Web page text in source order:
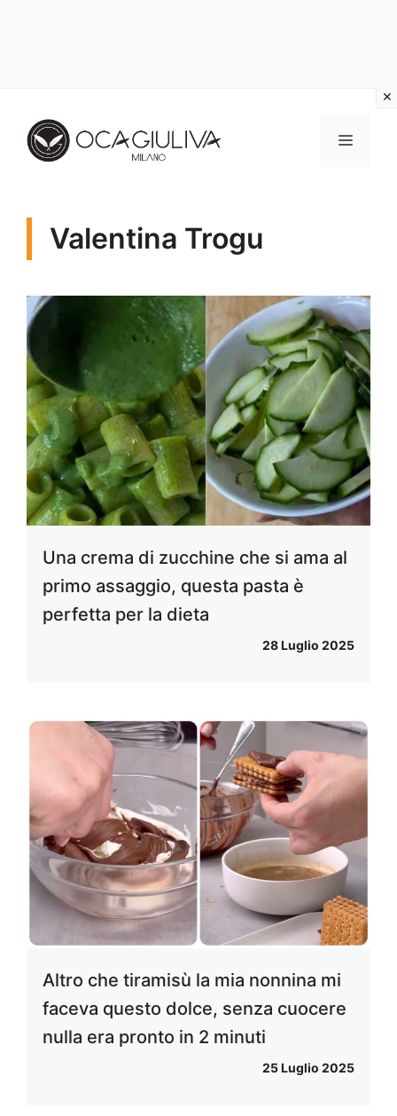
contenuto
MENU
Valentina Trogu
Una crema di zucchine che si ama al
primo assaggio, questa pasta è
perfetta per la dieta
28 Luglio 2025
Altro che tiramisù la mia nonnina mi
faceva questo dolce, senza cuocere
nulla era pronto in 2 minuti
25 Luglio 2025